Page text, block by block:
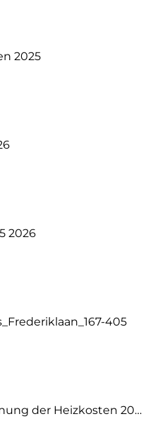
2025
2026
405
8197 Erläuterung zur Abrechnung der Heizkosten 2025